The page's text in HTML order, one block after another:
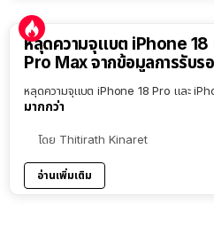
หลุดความจุแบต iPhone 18
Pro Max จากข้อมูลการรับร
หลุดความจุแบต iPhone 18 Pro และ
มากกว่า
โดย Thitirath Kinaret
อ่านเพิ่มเติม